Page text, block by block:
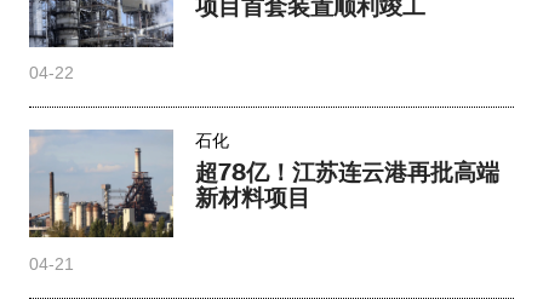
04-22
石化
超78亿！江苏连云港再批高端
新材料项目
04-21